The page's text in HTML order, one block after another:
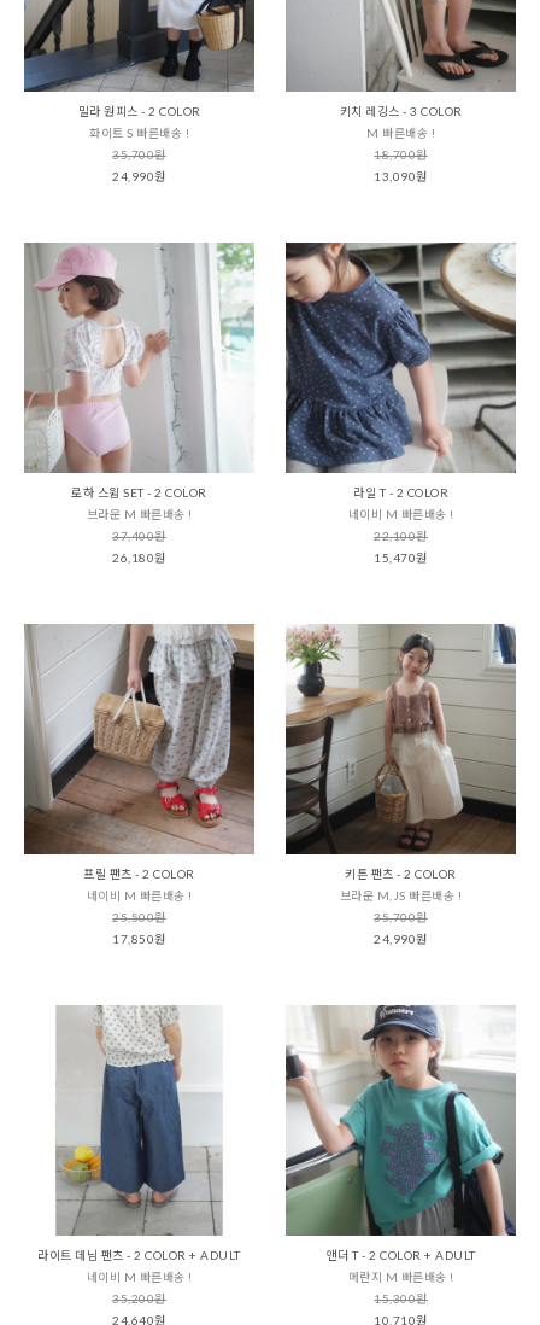
밀라 원피스 - 2 COLOR
화이트 S 빠른배송 !
35,700원
24,990원
키치 레깅스 - 3 COLOR
M 빠른배송 !
18,700원
13,090원
로하 스윔 SET - 2 COLOR
브라운 M 빠른배송 !
37,400원
26,180원
라일 T - 2 COLOR
네이비 M 빠른배송 !
22,100원
15,470원
프릴 팬츠 - 2 COLOR
네이비 M 빠른배송 !
25,500원
17,850원
키튼 팬츠 - 2 COLOR
브라운 M,JS 빠른배송 !
35,700원
24,990원
라이트 데님 팬츠 - 2 COLOR + ADULT
네이비 M 빠른배송 !
35,200원
24,640원
앤더 T - 2 COLOR + ADULT
메란지 M 빠른배송 !
15,300원
10,710원